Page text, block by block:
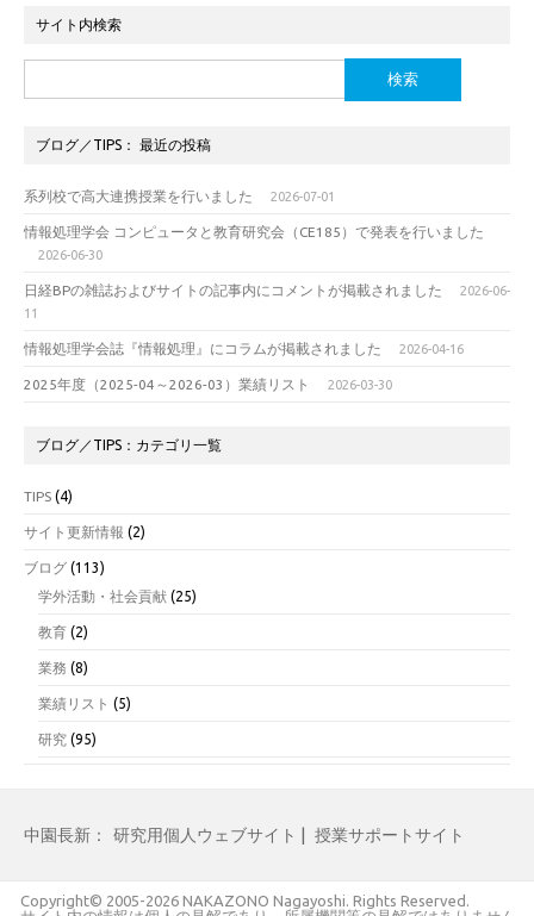
サイト内検索
索:
ブログ／TIPS： 最近の投稿
系列校で高大連携授業を行いました 2026-07-01
情報処理学会 コンピュータと教育研究会（CE185）で発表を行いました
2026-06-30
日経BPの雑誌およびサイトの記事内にコメントが掲載されました
2026-06-
11
情報処理学会誌『情報処理』にコラムが掲載されました 2026-04-16
2025年度（2025-04～2026-03）業績リスト 2026-03-30
ブログ／TIPS：カテゴリ一覧
TIPS (4)
サイト更新情報 (2)
ブログ (113)
学外活動・社会貢献 (25)
教育 (2)
業務 (8)
業績リスト (5)
研究 (95)
中園長新： 研究用個人ウェブサイト 授業サポートサイト
Copyright© 2005-2026 NAKAZONO Nagayoshi. Rights Reserved.